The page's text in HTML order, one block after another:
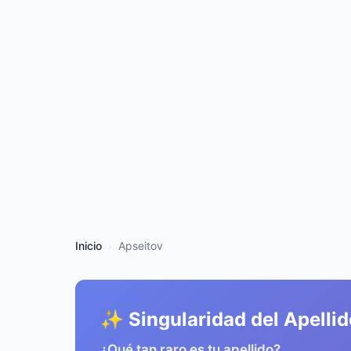
Inicio Apseitov
✨ Singularidad del